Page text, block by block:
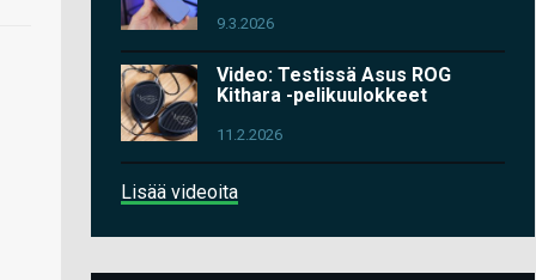
9.3.2026
Video: Testissä Asus ROG
Kithara -pelikuulokkeet
11.2.2026
Lisää videoita